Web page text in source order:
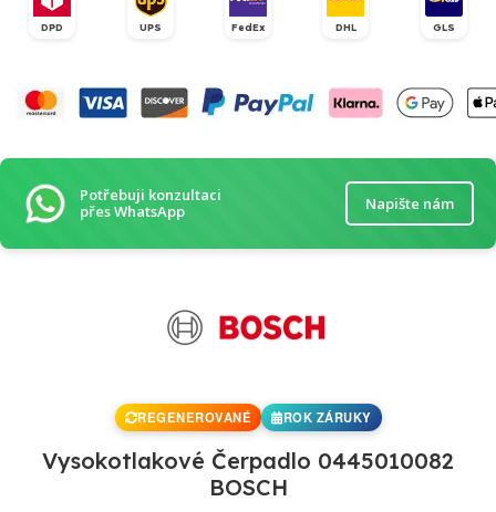
DPD UPS FedEx DHL GLS
Potřebuji konzultaci
přes WhatsApp
Napište nám
REGENEROVANÉ ROK ZÁRUKY
Vysokotlakové Čerpadlo 0445010082
BOSCH